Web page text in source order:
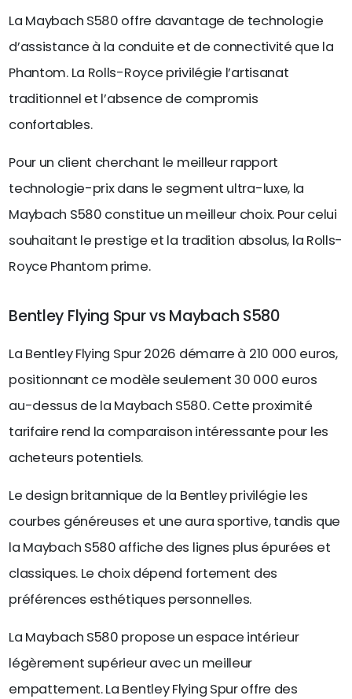
La Maybach S580 offre davantage de technologie
d’assistance à la conduite et de connectivité que la
Phantom. La Rolls-Royce privilégie l’artisanat
traditionnel et l’absence de compromis
confortables.
Pour un client cherchant le meilleur rapport
technologie-prix dans le segment ultra-luxe, la
Maybach S580 constitue un meilleur choix. Pour celui
souhaitant le prestige et la tradition absolus, la Rolls-
Royce Phantom prime.
Bentley Flying Spur vs Maybach S580
La Bentley Flying Spur 2026 démarre à 210 000 euros,
positionnant ce modèle seulement 30 000 euros
au-dessus de la Maybach S580. Cette proximité
tarifaire rend la comparaison intéressante pour les
acheteurs potentiels.
Le design britannique de la Bentley privilégie les
courbes généreuses et une aura sportive, tandis que
la Maybach S580 affiche des lignes plus épurées et
classiques. Le choix dépend fortement des
préférences esthétiques personnelles.
La Maybach S580 propose un espace intérieur
légèrement supérieur avec un meilleur
empattement. La Bentley Flying Spur offre des